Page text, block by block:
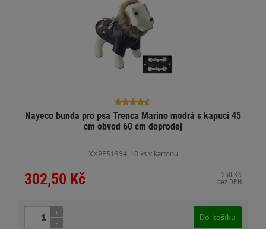
Nayeco bunda pro psa Trenca Marino modrá s kapucí 45
cm obvod 60 cm doprodej
XXPE51594, 10 ks v kartonu
302,50 Kč
250 Kč
bez DPH
+
-
Do košíku